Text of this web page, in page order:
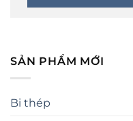
SẢN PHẨM MỚI
Bi thép